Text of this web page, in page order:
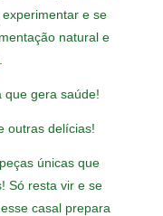
e se
natural e
que gera saúde!
outras delícias!
únicas que
Só resta vir e se
casal prepara